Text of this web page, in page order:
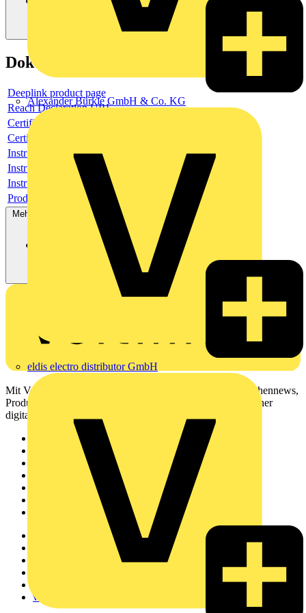
Alexander Bürkle GmbH & Co. KG
eldis electro distributor GmbH
Dokumente
Deeplink product page
Reach Declaration URL
Certificate
Certificate
Instructions for use
Instructions for use
Instructions for use
Product data sheet
Mehr anzeigen
Mit Voltimum erhalten Elektrofachkräfte Zugang zu Branchennews,
Produktinformationen, Schulungen und Tools – alles auf einer
digitalen Plattform und Community.
voltimum.com